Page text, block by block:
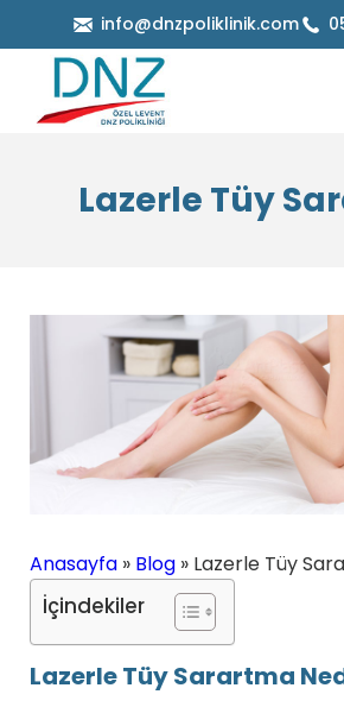
info@dnzpoliklinik.com
Lazerle Tüy
Anasayfa » Blog » Lazerle Tüy
İçindekiler
Lazerle Tüy Sarartma